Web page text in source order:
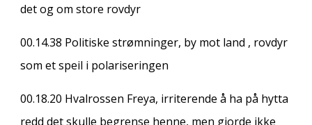
det og om store rovdyr
00.14.38 Politiske strømninger, by mot land , rovdyr
som et speil i polariseringen
00.18.20 Hvalrossen Freya, irriterende å ha på hytta
redd det skulle begrense henne, men gjorde ikke